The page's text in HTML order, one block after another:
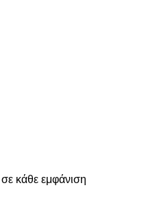
κάθε εμφάνιση